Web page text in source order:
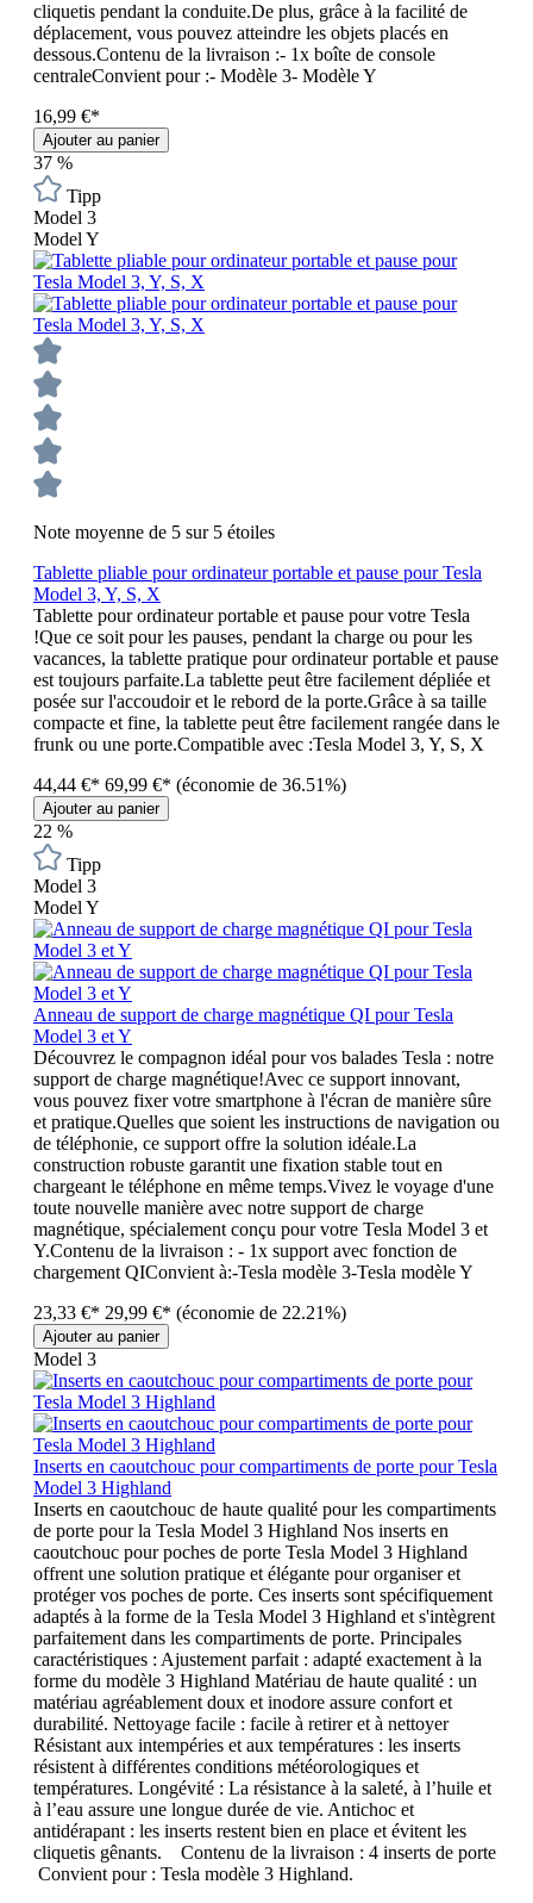
cliquetis pendant la conduite.De plus, grâce à la facilité de
déplacement, vous pouvez atteindre les objets placés en
dessous.Contenu de la livraison :- 1x boîte de console
centraleConvient pour :- Modèle 3- Modèle Y
16,99 €*
Ajouter au panier
37 %
Tipp
Model 3
Model Y
Note moyenne de 5 sur 5 étoiles
Tablette pliable pour ordinateur portable et pause pour Tesla
Model 3, Y, S, X
Tablette pour ordinateur portable et pause pour votre Tesla
!Que ce soit pour les pauses, pendant la charge ou pour les
vacances, la tablette pratique pour ordinateur portable et pause
est toujours parfaite.La tablette peut être facilement dépliée et
posée sur l'accoudoir et le rebord de la porte.Grâce à sa taille
compacte et fine, la tablette peut être facilement rangée dans le
frunk ou une porte.Compatible avec :Tesla Model 3, Y, S, X
44,44 €* 69,99 €* (économie de 36.51%)
Ajouter au panier
22 %
Tipp
Model 3
Model Y
Anneau de support de charge magnétique QI pour Tesla
Model 3 et Y
Découvrez le compagnon idéal pour vos balades Tesla : notre
support de charge magnétique!Avec ce support innovant,
vous pouvez fixer votre smartphone à l'écran de manière sûre
et pratique.Quelles que soient les instructions de navigation ou
de téléphonie, ce support offre la solution idéale.La
construction robuste garantit une fixation stable tout en
chargeant le téléphone en même temps.Vivez le voyage d'une
toute nouvelle manière avec notre support de charge
magnétique, spécialement conçu pour votre Tesla Model 3 et
Y.Contenu de la livraison : - 1x support avec fonction de
chargement QIConvient à:-Tesla modèle 3-Tesla modèle Y
23,33 €* 29,99 €* (économie de 22.21%)
Ajouter au panier
Model 3
Inserts en caoutchouc pour compartiments de porte pour Tesla
Model 3 Highland
Inserts en caoutchouc de haute qualité pour les compartiments
de porte pour la Tesla Model 3 Highland Nos inserts en
caoutchouc pour poches de porte Tesla Model 3 Highland
offrent une solution pratique et élégante pour organiser et
protéger vos poches de porte. Ces inserts sont spécifiquement
adaptés à la forme de la Tesla Model 3 Highland et s'intègrent
parfaitement dans les compartiments de porte. Principales
caractéristiques : Ajustement parfait : adapté exactement à la
forme du modèle 3 Highland Matériau de haute qualité : un
matériau agréablement doux et inodore assure confort et
durabilité. Nettoyage facile : facile à retirer et à nettoyer
Résistant aux intempéries et aux températures : les inserts
résistent à différentes conditions météorologiques et
températures. Longévité : La résistance à la saleté, à l’huile et
à l’eau assure une longue durée de vie. Antichoc et
antidérapant : les inserts restent bien en place et évitent les
cliquetis gênants. Contenu de la livraison : 4 inserts de porte
Convient pour : Tesla modèle 3 Highland.